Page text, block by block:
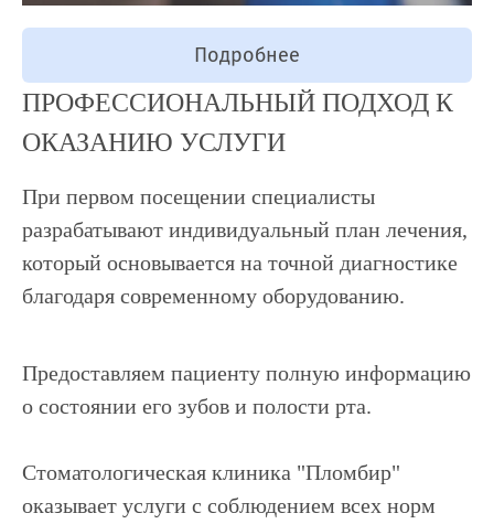
Подробнее
ПРОФЕССИОНАЛЬНЫЙ ПОДХОД К
ОКАЗАНИЮ УСЛУГИ
При первом посещении специалисты
разрабатывают индивидуальный план лечения,
который основывается на точной диагностике
благодаря современному оборудованию.
Предоставляем пациенту полную информацию
о состоянии его зубов и полости рта.
Стоматологическая клиника "Пломбир"
оказывает услуги с соблюдением всех норм